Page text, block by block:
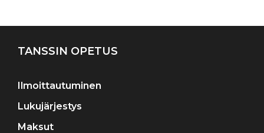
TANSSIN OPETUS
Ilmoittautuminen
Lukujärjestys
Maksut